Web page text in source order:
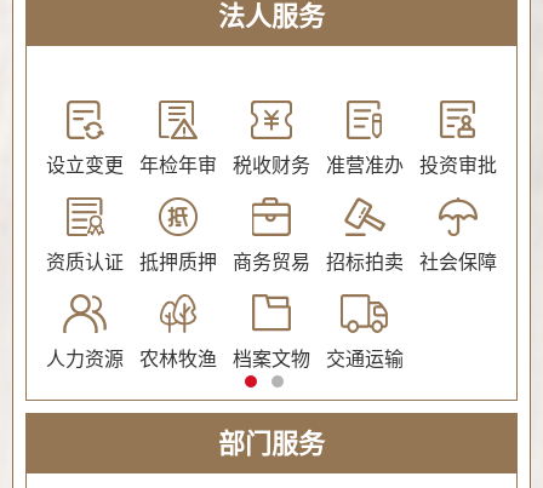
法人服务
设立变更 年检年审 税收财务 准营准办 投资审批
资质认证 抵押质押 商务贸易 招标拍卖 社会保障
人力资源 农林牧渔 档案文物 交通运输
部门服务